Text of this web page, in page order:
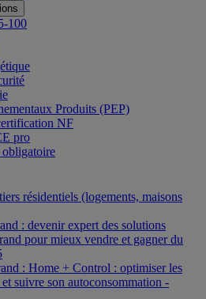
100
Produits (PEP)
NF
pro
résidentiels (logements, maisons
: devenir expert des solutions
pour mieux vendre et gagner du
: Home + Control : optimiser les
suivre son autoconsommation -